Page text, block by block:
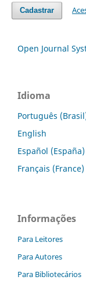
Cadastrar
Open Journal
Idioma
Português
English
Español (España)
Français (France)
Informações
Para Leitores
Para Autores
Para Bibliotecários